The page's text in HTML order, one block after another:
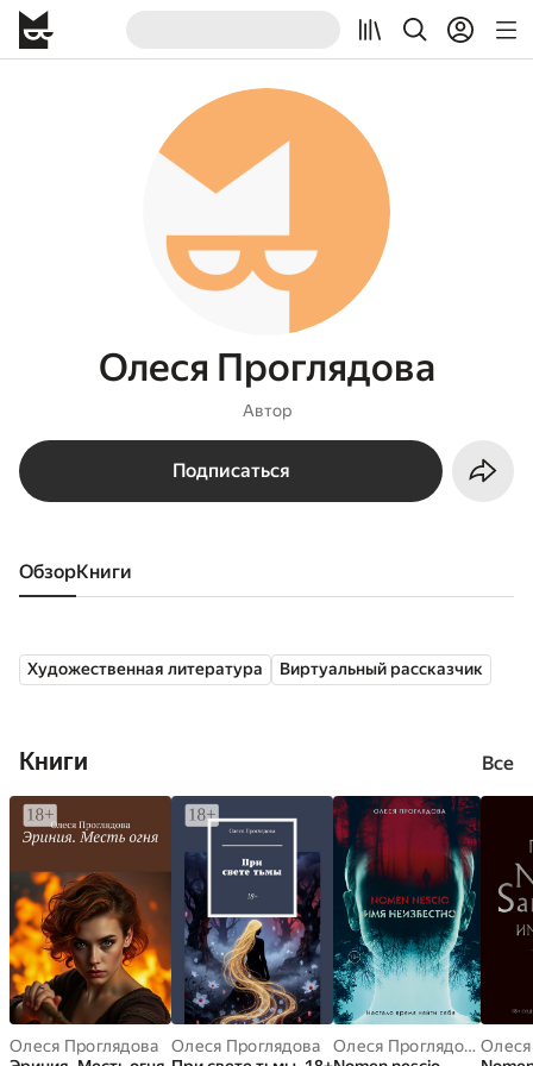
Олеся Проглядова
Автор
Подписаться
Обзор книги
Художественная литература Виртуальный рассказчик
Книги Все
Олеся Проглядова
Олеся Проглядова
Олеся Проглядова